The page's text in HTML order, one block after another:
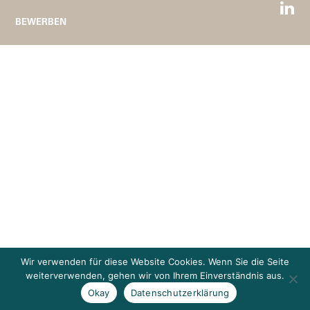
BEWERBEN
Wir verwenden für diese Website Cookies. Wenn Sie die Seite
weiterverwenden, gehen wir von Ihrem Einverständnis aus.
Okay
Datenschutzerklärung